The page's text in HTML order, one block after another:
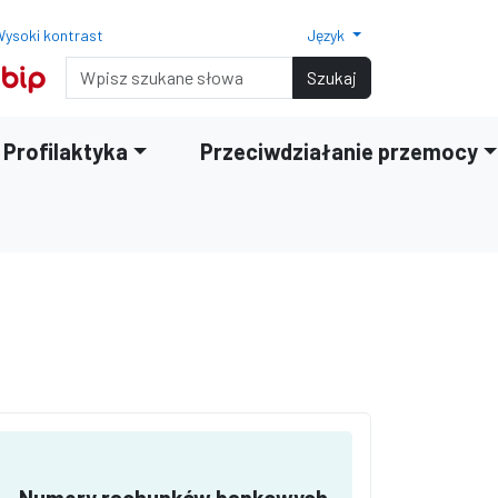
kontrast
Normalny rozmiar czcionki
Rozmiar czcionki 150%
Rozmiar czcionki 200%
Język
Wyszukiwarka Szukaj
Profilaktyka Przeciwdziałanie przemocy